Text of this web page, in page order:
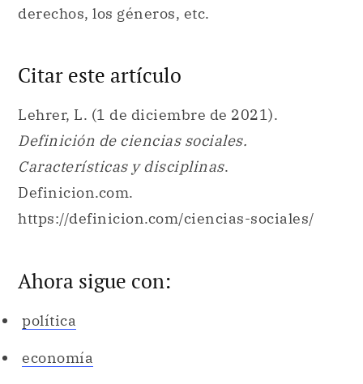
Lehrer, L. (1 de diciembre de 2021).
Características y disciplinas
https://definicion.com/ciencias-sociales/
Ahora sigue con:
política
psicología
historia